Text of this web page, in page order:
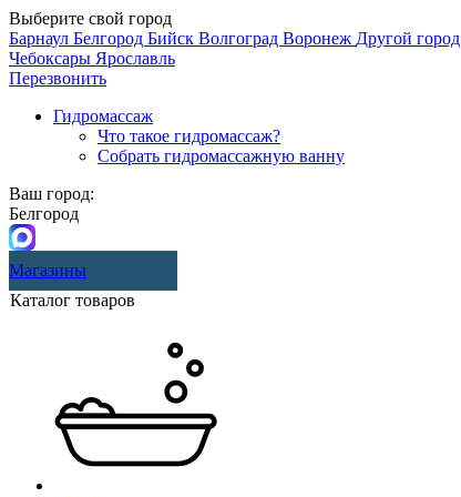
Выберите свой город
Барнаул Белгород Бийск Волгоград Воронеж Другой город
Чебоксары Ярославль
Перезвонить
Гидромассаж
Что такое гидромассаж?
Собрать гидромассажную ванну
Ваш город:
Белгород
Магазины
Каталог товаров